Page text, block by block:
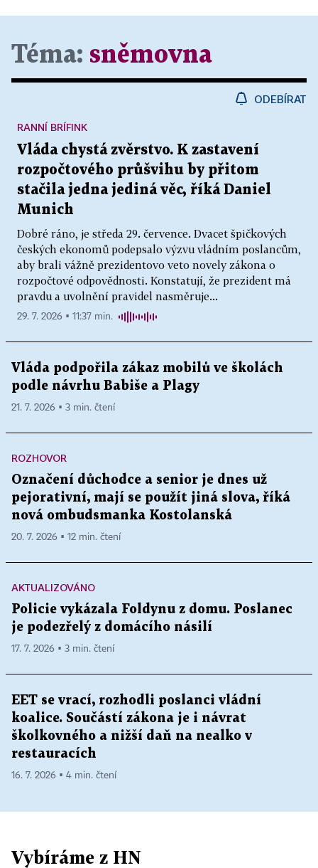
Téma: sněmovna
ODEBÍRAT
Vláda chystá zvěrstvo. K zastavení
rozpočtového průšvihu by přitom
stačila jedna jediná věc, říká Daniel
Munich
Dobré ráno, je středa 29. července. Dvacet špičkových
českých ekonomů podepsalo výzvu vládním poslancům,
aby brali vážně prezidentovo veto novely zákona o
rozpočtové odpovědnosti. Konstatují, že prezident má
pravdu a uvolnění pravidel nasměruje...
RANNÍ BRÍFINK
29. 7. 2026 ▪ 11:37 min.
Vláda podpořila zákaz mobilů ve školách
podle návrhu Babiše a Plagy
21. 7. 2026 ▪ 3 min. čtení
ROZHOVOR
Označení důchodce a senior je dnes už
pejorativní, mají se použít jiná slova, říká
nová ombudsmanka Kostolanská
20. 7. 2026 ▪ 12 min. čtení
AKTUALIZOVÁNO
Policie vykázala Foldynu z domu. Poslanec
je podezřelý z domácího násilí
17. 7. 2026 ▪ 3 min. čtení
EET se vrací, rozhodli poslanci vládní
koalice. Součástí zákona je i návrat
školkovného a nižší daň na nealko v
restauracích
16. 7. 2026 ▪ 4 min. čtení
Vybíráme z HN